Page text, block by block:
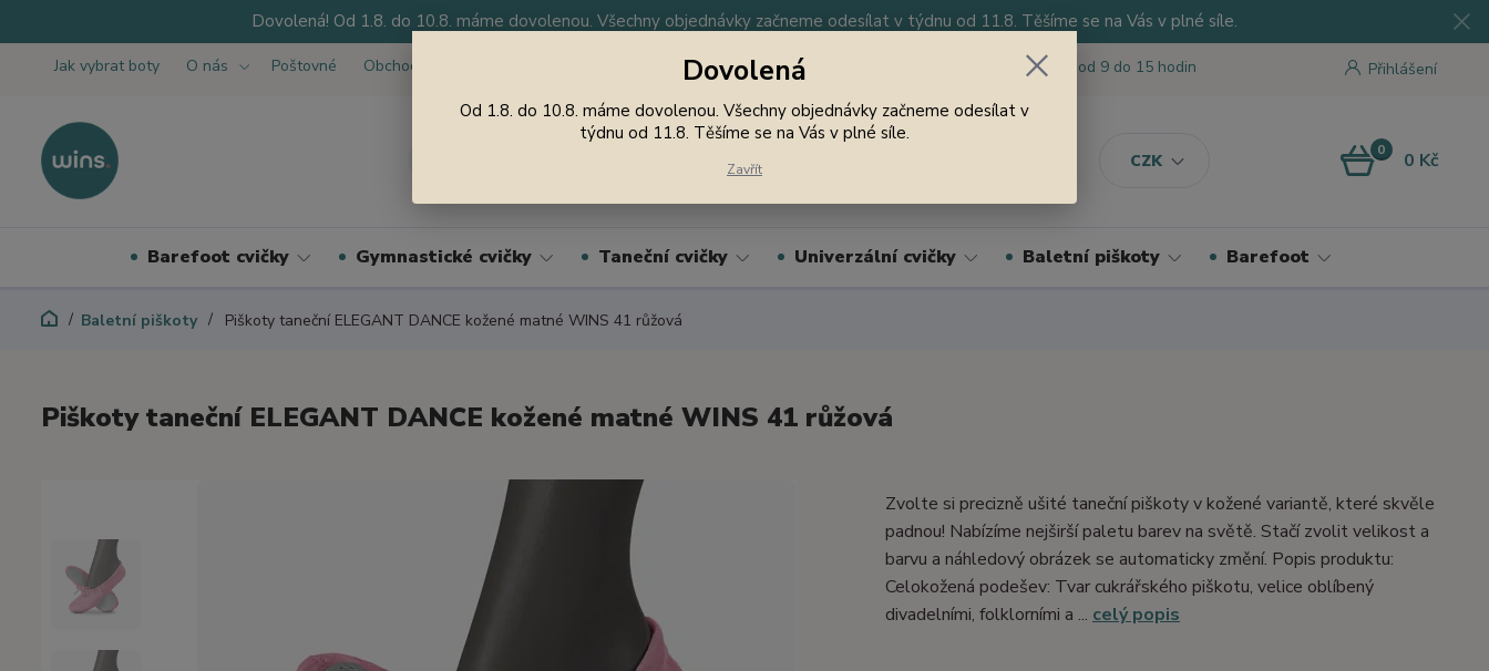
Dovolená! Od 1.8. do 10.8. máme dovolenou. Všechny objednávky začneme odesílat v týdnu od 11.8. Těšíme se na Vás v plné síle.
Jak vybrat boty O nás Poštovné Obchodní podmínky
CZK
Přihlášení
Nevíte si rady? Zavolejte. Jsme tu pro Vás od 9 do 15 hodin
0 0 Kč
Barefoot cvičky Gymnastické cvičky Taneční cvičky Univerzální cvičky Baletní piškoty Barefoot
Baletní piškoty Piškoty taneční ELEGANT DANCE kožené matné WINS 41 růžová
Piškoty taneční ELEGANT DANCE kožené matné WINS 41 růžová
Zvolte si precizně ušité taneční piškoty v kožené variantě, které skvěle
padnou! Nabízíme nejširší paletu barev na světě. Stačí zvolit velikost a
barvu a náhledový obrázek se automaticky změní. Popis produktu:
Celokožená podešev: Tvar cukrářského piškotu, velice oblíbený
divadelními, folklorními a ... celý popis
Dovolená
Od 1.8. do 10.8. máme dovolenou. Všechny objednávky začneme odesílat v
týdnu od 11.8. Těšíme se na Vás v plné síle.
Zavřít